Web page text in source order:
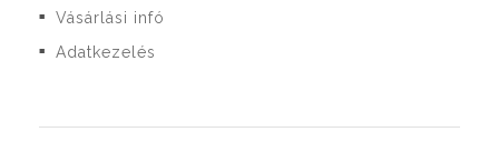
■ Vásárlási infó
■ Adatkezelés